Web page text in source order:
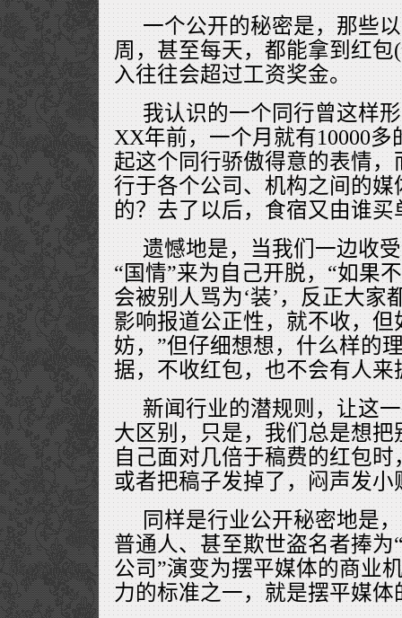
一个公开的秘密是，那些
周，甚至每天，都能拿到红
入往往会超过工资奖金。
我认识的一个同行曾这样
XX年前，一个月就有10000多
起这个同行骄傲得意的表情
行于各个公司、机构之间的
的？去了以后，食宿又由谁买
遗憾地是，当我们一边收
“国情”来为自己开脱，“如果
会被别人骂为‘装’，反正大家
影响报道公正性，就不收，
妨，”但仔细想想，什么样的
据，不收红包，也不会有人来
新闻行业的潜规则，让这
大区别，只是，我们总是想
自己面对几倍于稿费的红包时
或者把稿子发掉了，闷声发小
同样是行业公开秘密地是
普通人、甚至欺世盗名者捧为
公司”演变为摆平媒体的商业
力的标准之一，就是摆平媒